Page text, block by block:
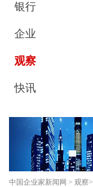
银行
企业
观察
快讯
中国企业家新闻网 > 观察